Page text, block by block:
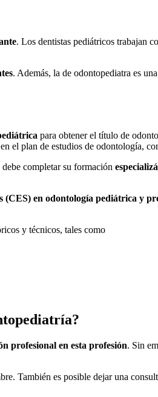
. Los dentistas pediátricos trabajan
. Además, la de odontopediatra es
para obtener el título de
el plan de estudios de odontología,
debe completar su formación
(CES) en odontología pediátrica y
y técnicos, tales como
profesional en esta profesión. Sin
También es posible dejar una